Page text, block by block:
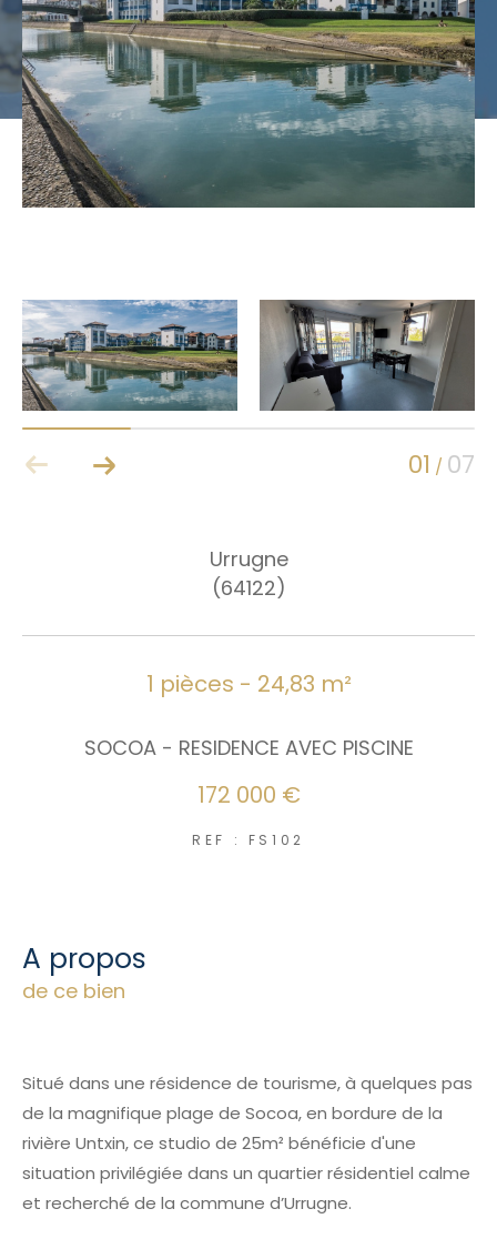
01 / 07
Urrugne
(64122)
1 pièces - 24,83 m²
SOCOA - RESIDENCE AVEC PISCINE
172 000 €
REF : FS102
a propos
de ce bien
Situé dans une résidence de tourisme, à quelques pas
de la magnifique plage de Socoa, en bordure de la
rivière Untxin, ce studio de 25m² bénéficie d'une
situation privilégiée dans un quartier résidentiel calme
et recherché de la commune d’Urrugne.
Budget
Budget
Surface
Surface
Pièces
Pièces
AFFINER LES CRITÈRES
Terrasse Parking Piscine
FILTRER PAR
Coups de coeur
Exclusivités
RECHERCHER